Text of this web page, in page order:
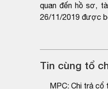
quan đến hồ sơ,
26/11/2019 được
Tin cùng tổ
MPC: Chi trả cổ